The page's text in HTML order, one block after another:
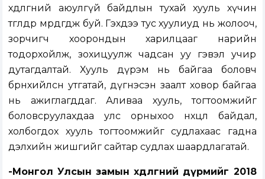
хөдөлгөөний аюулгүй байдлын тухай хууль хүчин
төгөлдөр мөрдөгдөж буй. Гэхдээ тус хуулиуд нь жолооч,
зорчигч хоорондын харилцааг нарийн
тодорхойлж, зохицуулж чадсан уу гэвэл учир
дутагдалтай. Хууль дүрэм нь байгаа боловч
бөөрөнхийлсөн утгатай, дүгнэсэн заалт ховор байгаа
нь ажиглагддаг. Аливаа хууль, тогтоомжийг
боловсруулахдаа улс орныхоо нөхцөл байдал,
холбогдох хууль тогтоомжийг судлахаас гадна
дэлхийн жишгийг сайтар судлах шаардлагатай.
-Монгол Улсын замын хөдөлгөөний дүрмийг 2018